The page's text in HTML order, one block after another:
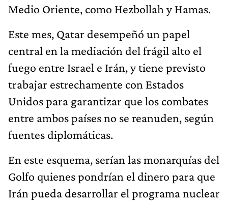
Medio Oriente, como Hezbollah y Hamas.
Este mes, Qatar desempeñó un papel
central en la mediación del frágil alto el
fuego entre Israel e Irán, y tiene previsto
trabajar estrechamente con Estados
Unidos para garantizar que los combates
entre ambos países no se reanuden, según
fuentes diplomáticas.
En este esquema, serían las monarquías del
Golfo quienes pondrían el dinero para que
Irán pueda desarrollar el programa nuclear